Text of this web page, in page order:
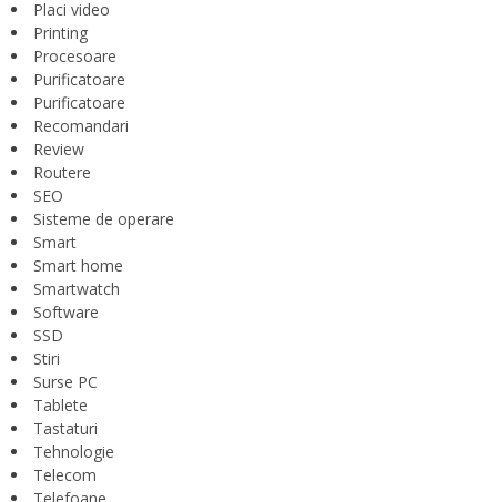
Placi video
Printing
Procesoare
Purificatoare
Purificatoare
Recomandari
Review
Routere
SEO
Sisteme de operare
Smart
Smart home
Smartwatch
Software
SSD
Stiri
Surse PC
Tablete
Tastaturi
Tehnologie
Telecom